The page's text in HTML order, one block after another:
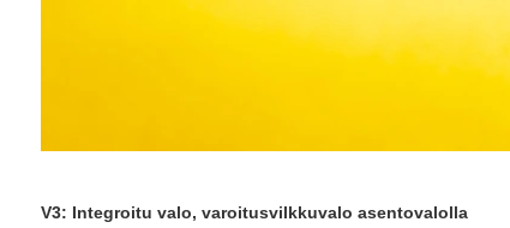
V3: Integroitu valo, varoitusvilkkuvalo asentovalolla